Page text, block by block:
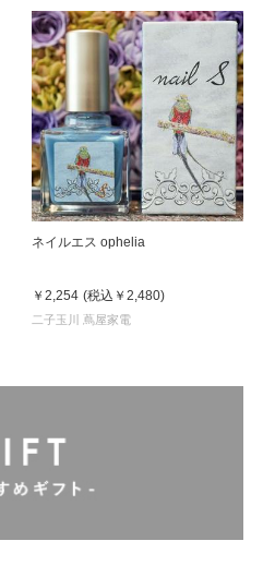
ネイルエス ophelia
￥2,254 (税込 ￥2,480)
二子玉川 蔦屋家電